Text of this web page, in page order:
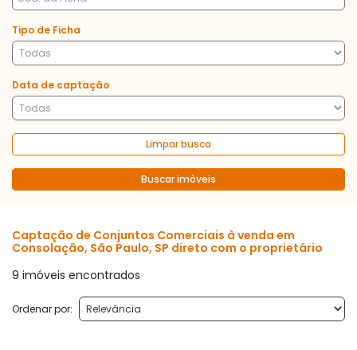
Tipo de Ficha
Data de captação
Limpar busca
Buscar imóveis
Captação de Conjuntos Comerciais à venda em
Consolação, São Paulo, SP direto com o proprietário
9 imóveis encontrados
Ordenar por: